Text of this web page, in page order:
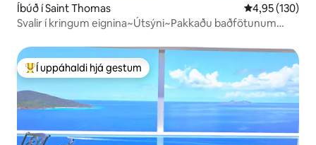
Íbúð í Saint Thomas 4,95 af 5 í
4,95 (130)
Svalir í kringum eignina~Útsýni~Pakkaðu baðfötunum
Í mestu uppáhaldi hjá gestum
Í uppáhaldi hjá gestum